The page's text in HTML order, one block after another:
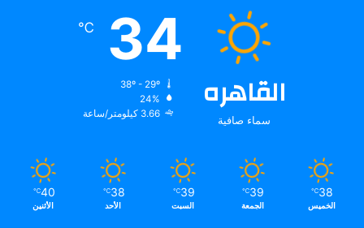
القاهره
سماء صافية
34
℃
24%
3.66 كيلومتر/ساعة
38
℃
الخميس
39
℃
الجمعة
39
℃
السبت
38
℃
الأحد
40
℃
الأثنين